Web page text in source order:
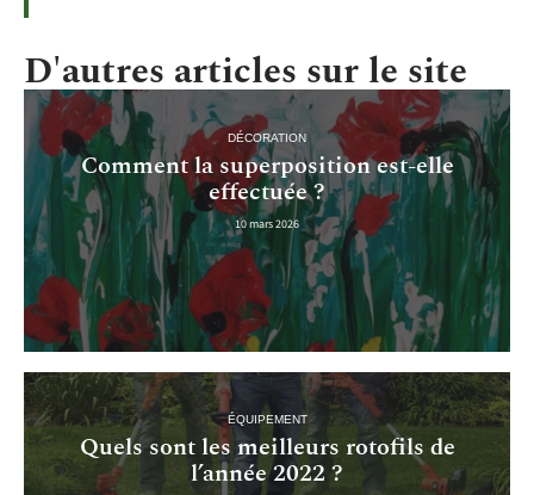
D'autres articles sur le site
DÉCORATION
Comment la superposition est-elle
effectuée ?
10 mars 2026
ÉQUIPEMENT
Quels sont les meilleurs rotofils de
l’année 2022 ?